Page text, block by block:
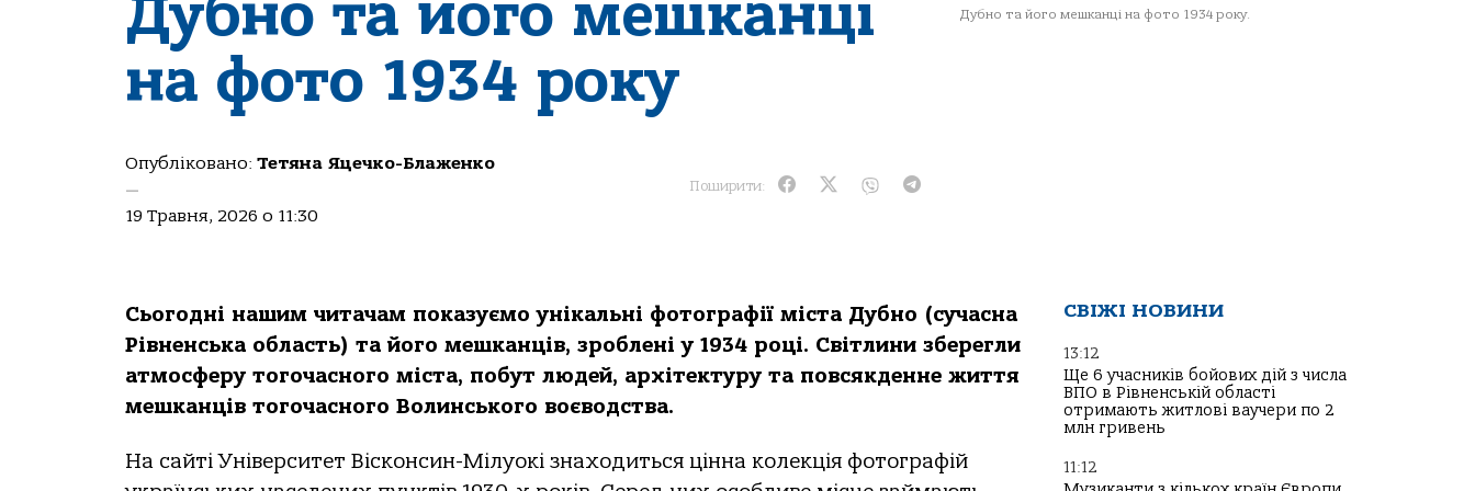
Дубно та його мешканці
на фото 1934 року
Опубліковано: Тетяна Яцечко-Блаженко
—
19 Травня, 2026 о 11:30
Поширити:
Дубно та його мешканці на фото 1934 року.
Сьогодні нашим читачам показуємо унікальні фотографії міста Дубно (сучасна
Рівненська область) та його мешканців, зроблені у 1934 році. Світлини зберегли
атмосферу тогочасного міста, побут людей, архітектуру та повсякденне життя
мешканців тогочасного Волинського воєводства.
На сайті Університет Вісконсин-Мілуокі знаходиться цінна колекція фотографій
СВІЖІ НОВИНИ
13:12
Ще 6 учасників бойових дій з числа
ВПО в Рівненській області
отримають житлові ваучери по 2
млн гривень
11:12